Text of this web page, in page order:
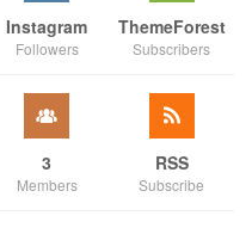
Instagram
Followers
ThemeForest
Subscribers
3
Members
RSS
Subscribe